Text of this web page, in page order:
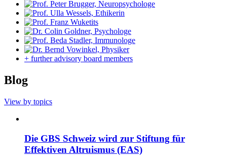
+ further advisory board members
Blog
View by topics
Die GBS Schweiz wird zur Stiftung für
Effektiven Altruismus (EAS)